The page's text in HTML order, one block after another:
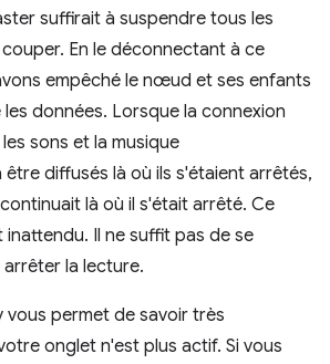
suffirait à suspendre tous les
En le déconnectant à ce
empêché le nœud et ses enfants
données. Lorsque la connexion
sons et la musique
diffusés là où ils s'étaient arrêtés,
là où il s'était arrêté. Ce
Il ne suffit pas de se
la lecture.
vous permet de savoir très
onglet n'est plus actif. Si vous